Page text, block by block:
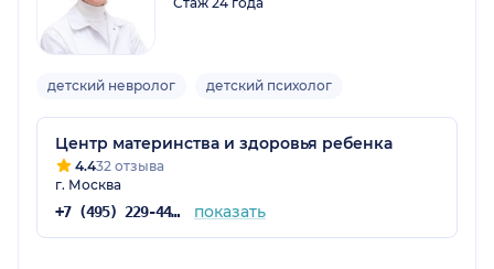
детский невролог детский психолог
Центр материнства и здоровья ребенка
4.432 отзыва
г. Москва
+7 (495) 229-44-10 показать